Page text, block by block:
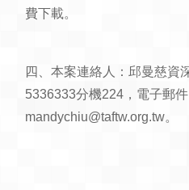
費下載。
四、本案連絡人：邱曼慈資
5336333分機224，電子郵件
mandychiu@taftw.org.tw。